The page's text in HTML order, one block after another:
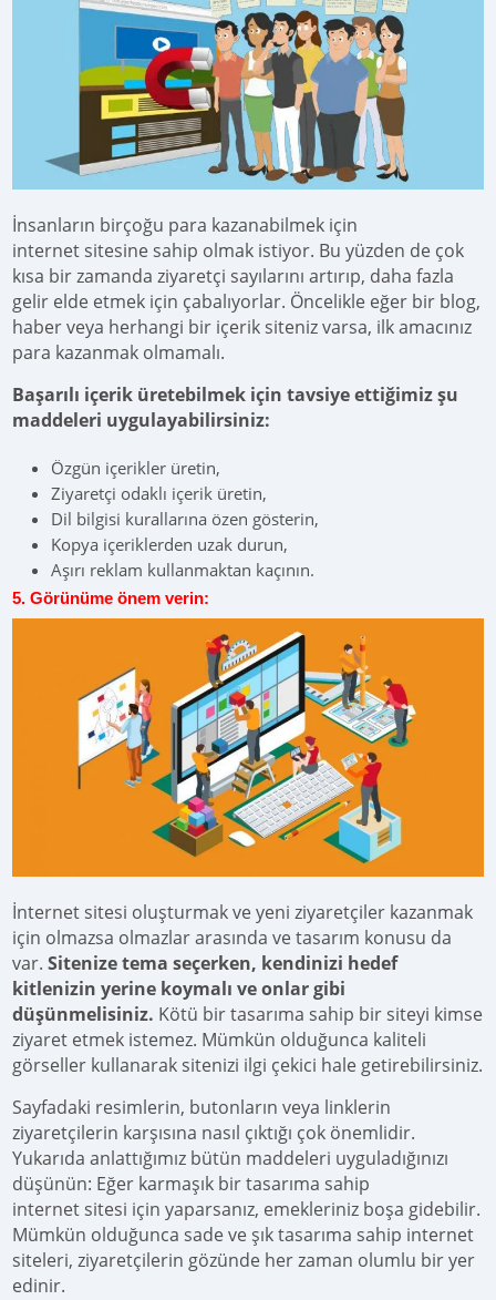
İnsanların birçoğu para kazanabilmek için
internet sitesine sahip olmak istiyor. Bu yüzden de çok
kısa bir zamanda ziyaretçi sayılarını artırıp, daha fazla
gelir elde etmek için çabalıyorlar. Öncelikle eğer bir blog,
haber veya herhangi bir içerik siteniz varsa, ilk amacınız
para kazanmak olmamalı.
Başarılı içerik üretebilmek için tavsiye ettiğimiz şu
maddeleri uygulayabilirsiniz:
Özgün içerikler üretin,
Ziyaretçi odaklı içerik üretin,
Dil bilgisi kurallarına özen gösterin,
Kopya içeriklerden uzak durun,
Aşırı reklam kullanmaktan kaçının.
5. Görünüme önem verin:
İnternet sitesi oluşturmak ve yeni ziyaretçiler kazanmak
için olmazsa olmazlar arasında ve tasarım konusu da
var. Sitenize tema seçerken, kendinizi hedef
kitlenizin yerine koymalı ve onlar gibi
düşünmelisiniz. Kötü bir tasarıma sahip bir siteyi kimse
ziyaret etmek istemez. Mümkün olduğunca kaliteli
görseller kullanarak sitenizi ilgi çekici hale getirebilirsiniz.
Sayfadaki resimlerin, butonların veya linklerin
ziyaretçilerin karşısına nasıl çıktığı çok önemlidir.
Yukarıda anlattığımız bütün maddeleri uyguladığınızı
düşünün: Eğer karmaşık bir tasarıma sahip
internet sitesi için yaparsanız, emekleriniz boşa gidebilir.
Mümkün olduğunca sade ve şık tasarıma sahip internet
siteleri, ziyaretçilerin gözünde her zaman olumlu bir yer
edinir.